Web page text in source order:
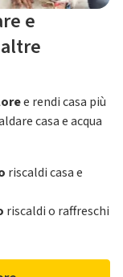
e
e rendi casa più
casa e acqua
riscaldi casa e
riscaldi o raffreschi